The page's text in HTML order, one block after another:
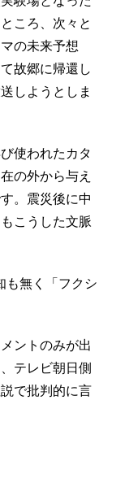
ころ、次々と
の未来予想
故郷に帰還し
しようとしま
使われたカタ
の外から与え
。震災後に中
こうした文脈
も無く「フクシ
ントのみが出
テレビ朝日側
で批判的に言